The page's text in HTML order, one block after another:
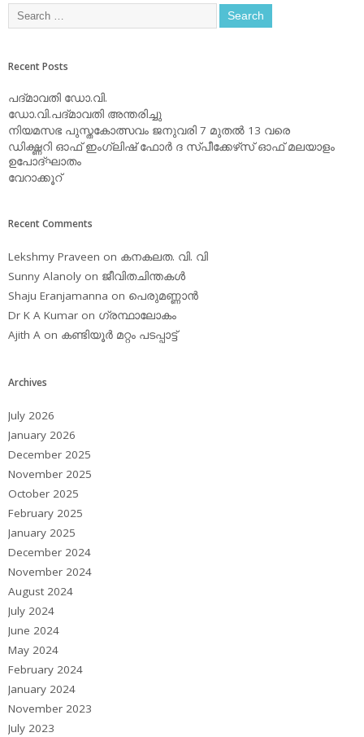
Recent Posts
പദ്മാവതി ഡോ.വി.
ഡോ.വി.പദ്മാവതി അന്തരിച്ചു
നിയമസഭ പുസ്തകോത്സവം ജനുവരി 7 മുതല്‍ 13 വരെ
ഡിക്ഷ്ണറി ഓഫ് ഇംഗ്ലിഷ് ഫോര്‍ ദ സ്പീക്കേഴ്‌സ് ഓഫ് മലയാളം
ഉപോദ്ഘാതം
വേറാക്കൂറ്
Recent Comments
Lekshmy Praveen on കനകലത. വി. വി
Sunny Alanoly on ജീവിതചിന്തകള്‍
Shaju Eranjamanna on പെരുമണ്ണാന്‍
Dr K A Kumar on ഗ്രന്ഥാലോകം
Ajith A on കണ്ടിയൂര്‍ മറ്റം പടപ്പാട്ട്‌
Archives
July 2026
January 2026
December 2025
November 2025
October 2025
February 2025
January 2025
December 2024
November 2024
August 2024
July 2024
June 2024
May 2024
February 2024
January 2024
November 2023
July 2023